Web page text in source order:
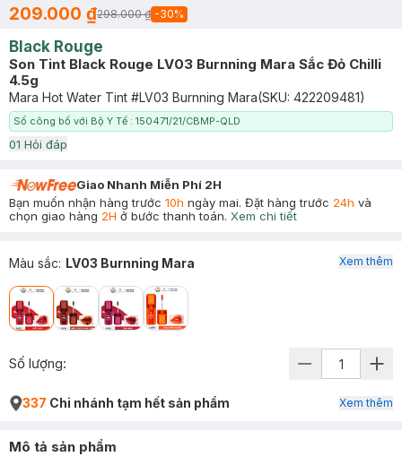
209.000 ₫298.000 ₫ -30%
Black Rouge
Son Tint Black Rouge LV03 Burnning Mara Sắc Đỏ Chilli
4.5g
Mara Hot Water Tint #LV03 Burnning Mara(SKU: 422209481)
Số công bố với Bộ Y Tế : 150471/21/CBMP-QLD
01 Hỏi đáp
Giao Nhanh Miễn Phí 2H
Bạn muốn nhận hàng trước 10h ngày mai. Đặt hàng trước 24h và
chọn giao hàng 2H ở bước thanh toán. Xem chi tiết
Màu sắc: LV03 Burnning Mara Xem thêm
Số lượng:
337 Chi nhánh tạm hết sản phẩm Xem thêm
Mô tả sản phẩm